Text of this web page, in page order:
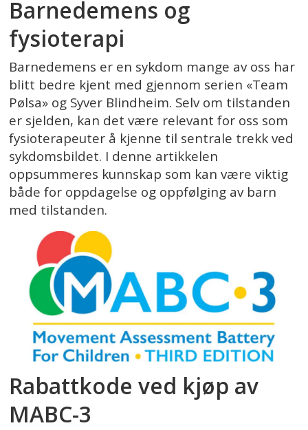
Barnedemens og
fysioterapi
Barnedemens er en sykdom mange av oss har
blitt bedre kjent med gjennom serien «Team
Pølsa» og Syver Blindheim. Selv om tilstanden
er sjelden, kan det være relevant for oss som
fysioterapeuter å kjenne til sentrale trekk ved
sykdomsbildet. I denne artikkelen
oppsummeres kunnskap som kan være viktig
både for oppdagelse og oppfølging av barn
med tilstanden.
Rabattkode ved kjøp av
MABC-3